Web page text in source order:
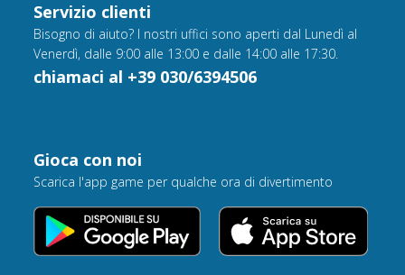
Servizio clienti
Bisogno di aiuto? I nostri uffici sono aperti dal Lunedì al
Venerdì, dalle 9:00 alle 13:00 e dalle 14:00 alle 17:30.
chiamaci al +39 030/6394506
Gioca con noi
Scarica l'app game per qualche ora di divertimento